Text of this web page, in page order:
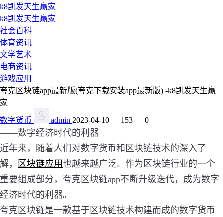
k8凯发天生赢家
k8凯发天生赢家
社会百科
体育资讯
文学艺术
电商资讯
游戏应用
夸克区块链app最新版(夸克下载安装app最新版) -k8凯发天生赢
家
数字货币 admin 2023-04-10 153 0
——数字经济时代的利器
近年来，随着人们对数字货币和区块链技术的深入了
解，
区块链应用也越来越广泛。作为区块链行业的一个
重要组成部分，夸克区块链app不断升级迭代，成为数字
经济时代的利器。
夸克区块链是一款基于区块链技术构建而成的数字货币